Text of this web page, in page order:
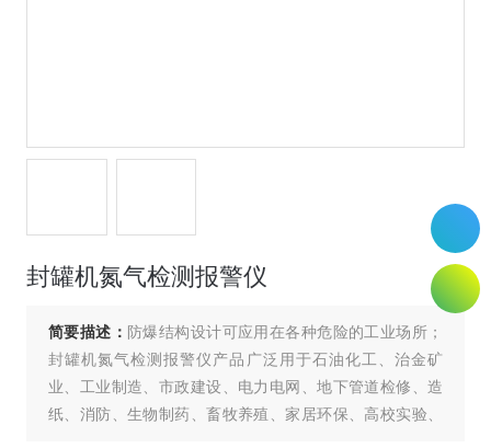
封罐机氮气检测报警仪
简要描述： 防爆结构设计可应用在各种危险的工业场所；
封罐机氮气检测报警仪产品广泛用于石油化工、治金矿
业、工业制造、市政建设、电力电网、地下管道检修、造
纸、消防、生物制药、畜牧养殖、家居环保、高校实验、